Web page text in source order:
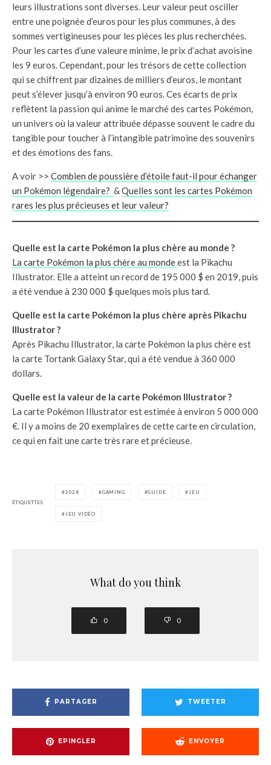
leurs illustrations sont diverses. Leur valeur peut osciller
entre une poignée d’euros pour les plus communes, à des
sommes vertigineuses pour les pièces les plus recherchées.
Pour les cartes d’une valeure minime, le prix d’achat avoisine
les 9 euros. Cependant, pour les trésors de cette collection
qui se chiffrent par dizaines de milliers d’euros, le montant
peut s’élever jusqu’à environ 90 euros. Ces écarts de prix
reflètent la passion qui anime le marché des cartes Pokémon,
un univers où la valeur attribuée dépasse souvent le cadre du
tangible pour toucher à l’intangible patrimoine des souvenirs
et des émotions des fans.
A voir >> Combien de poussière d’étoile faut-il pour échanger
un Pokémon légendaire? &Quelles sont les cartes Pokémon
rares les plus précieuses et leur valeur?
Quelle est la carte Pokémon la plus chère au monde ?
La carte Pokémon la plus chère au mondeest la Pikachu
Illustrator. Elle a atteint un record de 195 000 $ en 2019, puis
a été vendue à 230 000 $ quelques mois plus tard.
Quelle est la carte Pokémon la plus chère après Pikachu
Illustrator ?
Après Pikachu Illustrator, la carte Pokémon la plus chère est
la carte Tortank Galaxy Star, qui a été vendue à 360 000
dollars.
Quelle est la valeur de la carte Pokémon Illustrator ?
La carte Pokémon Illustrator est estimée à environ 5 000 000
€. Il y a moins de 20 exemplaires de cette carte en circulation,
ce qui en fait une carte très rare et précieuse.
ÉTIQUETTES
2024 GAMING GUIDE JEU
JEU VIDÉO
What do you think
0 0
PARTAGER TWEETER
EPINGLER ENVOYER